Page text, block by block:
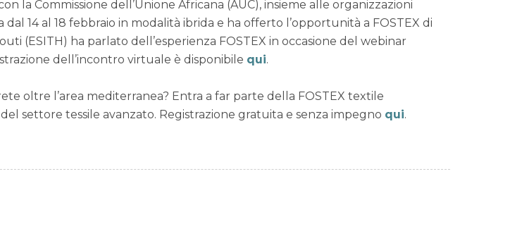
la Commissione dell’Unione Africana (AUC), insieme alle organizzazioni
14 al 18 febbraio in modalità ibrida e ha offerto l’opportunità a FOSTEX di
(ESITH) ha parlato dell’esperienza FOSTEX in occasione del webinar
dell’incontro virtuale è disponibile qui.
oltre l’area mediterranea? Entra a far parte della FOSTEX textile
settore tessile avanzato. Registrazione gratuita e senza impegno qui.